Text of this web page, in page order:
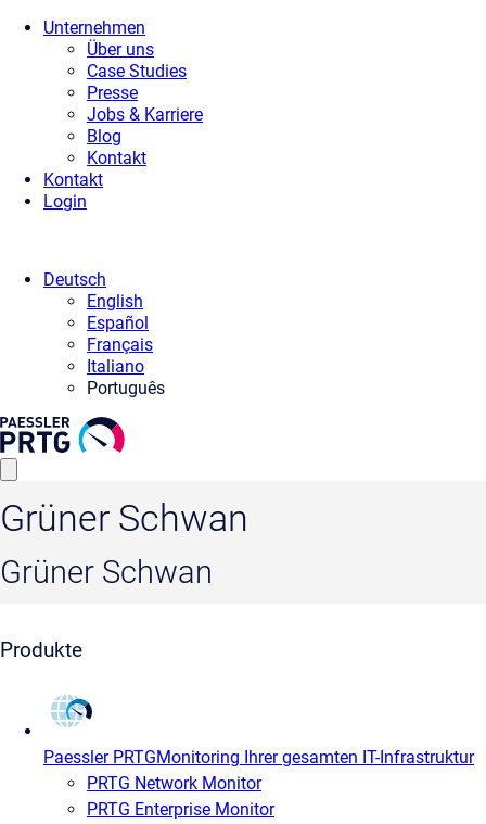
Unternehmen
Über uns
Case Studies
Presse
Jobs & Karriere
Blog
Kontakt
Kontakt
Login
Deutsch
English
Español
Français
Italiano
Português
Grüner Schwan
Grüner Schwan
Produkte
Paessler PRTGMonitoring Ihrer gesamten IT-Infrastruktur
PRTG Network Monitor
PRTG Enterprise Monitor